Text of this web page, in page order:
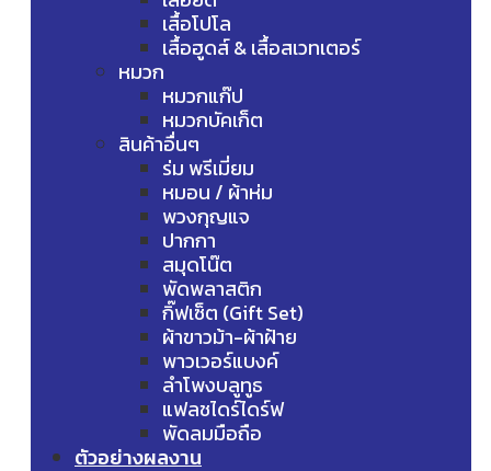
เสื้อโปโล
เสื้อฮูดส์ & เสื้อสเวทเตอร์
หมวก
หมวกแก๊ป
หมวกบัคเก็ต
สินค้าอื่นๆ
ร่ม พรีเมี่ยม
หมอน / ผ้าห่ม
พวงกุญแจ
ปากกา
สมุดโน๊ต
พัดพลาสติก
กิ๊ฟเซ็ต (Gift Set)
ผ้าขาวม้า-ผ้าฝ้าย
พาวเวอร์แบงค์
ลำโพงบลูทูธ
แฟลชไดร์ไดร์ฟ
พัดลมมือถือ
ตัวอย่างผลงาน